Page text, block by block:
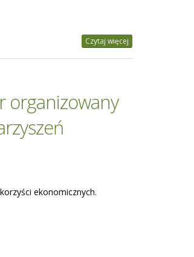
Czytaj więcej
organizowany
ekonomicznych.